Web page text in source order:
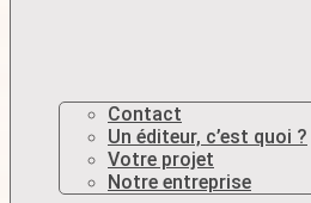
Contact
Un éditeur, c’est quoi ?
Votre projet
Notre entreprise